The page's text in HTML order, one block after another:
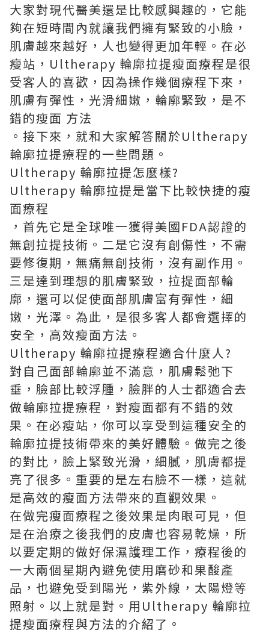
大家對現代醫美還是比較感興趣的，它能
夠在短時間內就讓我們擁有緊致的小臉，
肌膚越來越好，人也變得更加年輕。在必
瘦站，Ultherapy 輪廓拉提瘦面療程是很
受客人的喜歡，因為操作幾個療程下來，
肌膚有彈性，光滑細嫩，輪廓緊致，是不
錯的瘦面 方法
。接下來，就和大家解答關於Ultherapy
輪廓拉提療程的一些問題。
Ultherapy 輪廓拉提怎麼樣?
Ultherapy 輪廓拉提是當下比較快捷的瘦
面療程
，首先它是全球唯一獲得美國FDA認證的
無創拉提技術。二是它沒有創傷性，不需
要修復期，無痛無創技術，沒有副作用。
三是達到理想的肌膚緊致，拉提面部輪
廓，還可以促使面部肌膚富有彈性，細
嫩，光澤。為此，是很多客人都會選擇的
安全，高效瘦面方法。
Ultherapy 輪廓拉提療程適合什麼人?
對自己面部輪廓並不滿意，肌膚鬆弛下
垂，臉部比較浮腫，臉胖的人士都適合去
做輪廓拉提療程，對瘦面都有不錯的效
果。在必瘦站，你可以享受到這種安全的
輪廓拉提技術帶來的美好體驗。做完之後
的對比，臉上緊致光滑，細膩，肌膚都提
亮了很多。重要的是左右臉不一樣，這就
是高效的瘦面方法帶來的直觀效果。
在做完瘦面療程之後效果是肉眼可見，但
是在治療之後我們的皮膚也容易乾燥，所
以要定期的做好保濕護理工作，療程後的
一大兩個星期內避免使用磨砂和果酸產
品，也避免受到陽光，紫外線，太陽燈等
照射。以上就是對。用Ultherapy 輪廓拉
提瘦面療程與方法的介紹了。